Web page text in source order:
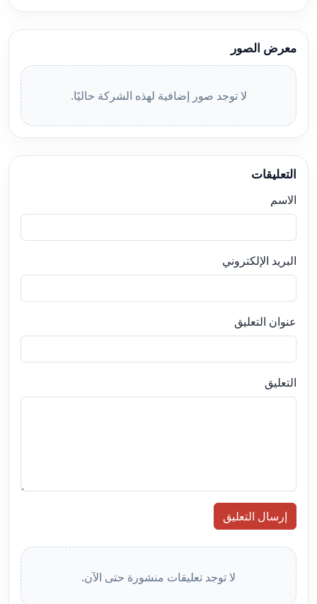
معرض الصور
لا توجد صور إضافية لهذه الشركة حاليًا.
التعليقات
الاسم
البريد الإلكتروني
عنوان التعليق
التعليق
إرسال التعليق
لا توجد تعليقات منشورة حتى الآن.